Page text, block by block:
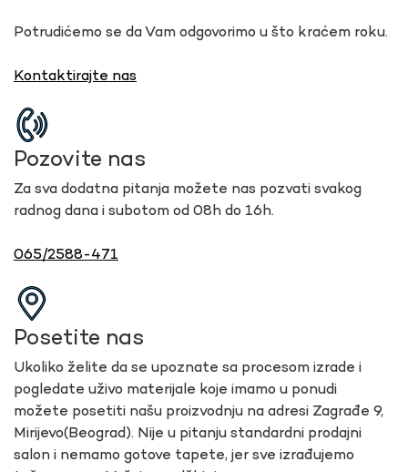
Potrudićemo se da Vam odgovorimo u što kraćem roku.
Kontaktirajte nas
Pozovite nas
Za sva dodatna pitanja možete nas pozvati svakog
radnog dana i subotom od 08h do 16h.
065/2588-471
Posetite nas
Ukoliko želite da se upoznate sa procesom izrade i
pogledate uživo materijale koje imamo u ponudi
možete posetiti našu proizvodnju na adresi Zagrađe 9,
Mirijevo(Beograd). Nije u pitanju standardni prodajni
salon i nemamo gotove tapete, jer sve izrađujemo